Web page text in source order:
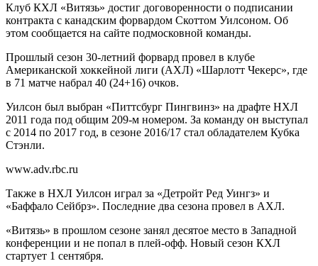
Клуб КХЛ «Витязь» достиг договоренности о подписании
контракта с канадским форвардом Скоттом Уилсоном. Об
этом сообщается на сайте подмосковной команды.
Прошлый сезон 30-летний форвард провел в клубе
Американской хоккейной лиги (АХЛ) «Шарлотт Чекерс», где
в 71 матче набрал 40 (24+16) очков.
Уилсон был выбран «Питтсбург Пингвинз» на драфте НХЛ
2011 года под общим 209-м номером. За команду он выступал
с 2014 по 2017 год, в сезоне 2016/17 стал обладателем Кубка
Стэнли.
www.adv.rbc.ru
Также в НХЛ Уилсон играл за «Детройт Ред Уингз» и
«Баффало Сейбрз». Последние два сезона провел в АХЛ.
«Витязь» в прошлом сезоне занял десятое место в Западной
конференции и не попал в плей-офф. Новый сезон КХЛ
стартует 1 сентября.